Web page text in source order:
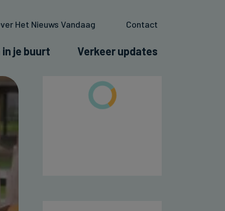
Het Nieuws Vandaag Contact
je buurt Verkeer updates